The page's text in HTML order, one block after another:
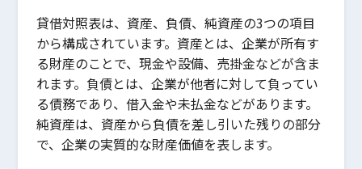
貸借対照表は、資産、負債、純資産の3つの項目
から構成されています。資産とは、企業が所有す
る財産のことで、現金や設備、売掛金などが含ま
れます。負債とは、企業が他者に対して負ってい
る債務であり、借入金や未払金などがあります。
純資産は、資産から負債を差し引いた残りの部分
で、企業の実質的な財産価値を表します。